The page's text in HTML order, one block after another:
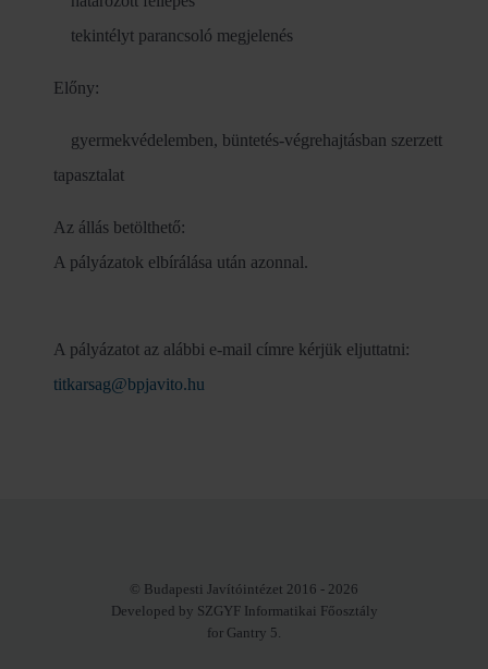
tekintélyt parancsoló megjelenés
Előny:
gyermekvédelemben, büntetés-végrehajtásban szerzett
tapasztalat
Az állás betölthető:
A pályázatok elbírálása után azonnal.
A pályázatot az alábbi e-mail címre kérjük eljuttatni:
titkarsag@bpjavito.hu
© Budapesti Javítóintézet 2016 - 2026
Developed by SZGYF Informatikai Főosztály
for Gantry 5.